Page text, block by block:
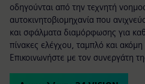
οδηγούνται από την τεχνητή
αυτοκινητοβιομηχανία που
και σφάλματα διαμόρφωσης για
πίνακες ελέγχου, ταμπλό και
Επικοινωνήστε με τον συνεργάτη